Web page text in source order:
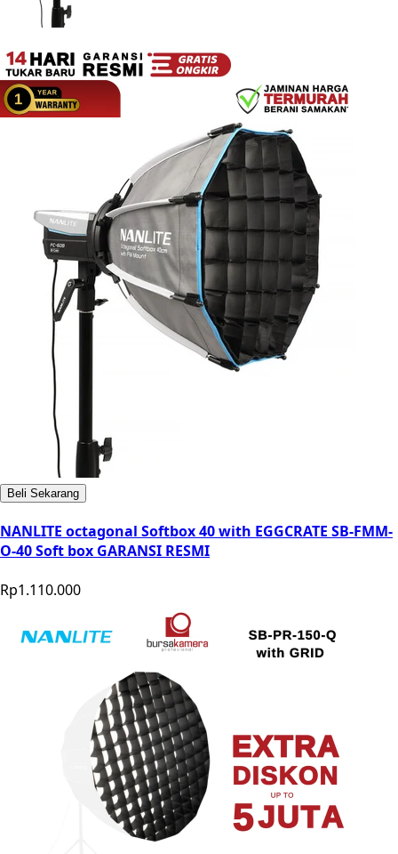
Beli Sekarang
NANLITE octagonal Softbox 40 with EGGCRATE SB-FMM-
O-40 Soft box GARANSI RESMI
Rp1.110.000